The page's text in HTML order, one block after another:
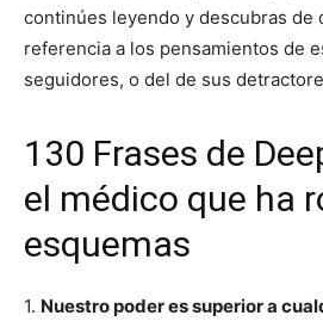
continúes leyendo y descubras de
referencia a los pensamientos de
seguidores, o del de sus
130 Frases de
el médico que ha
esquemas
1. Nuestro poder es superior a